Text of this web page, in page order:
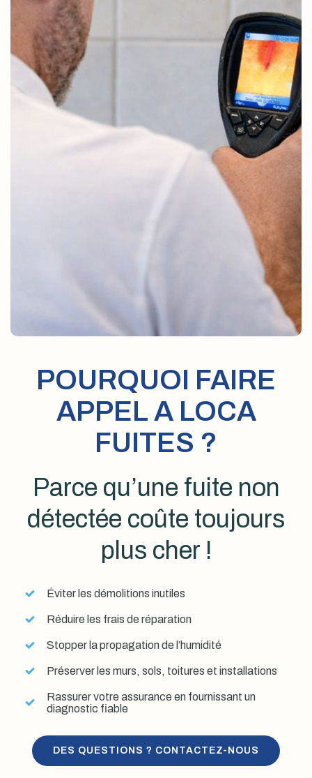
POURQUOI FAIRE
APPEL A LOCA
FUITES ?
Parce qu’une fuite non
détectée coûte toujours
plus cher !
Éviter les démolitions inutiles
Réduire les frais de réparation
Stopper la propagation de l’humidité
Préserver les murs, sols, toitures et installations
Rassurer votre assurance en fournissant un
diagnostic fiable
DES QUESTIONS ? CONTACTEZ-NOUS